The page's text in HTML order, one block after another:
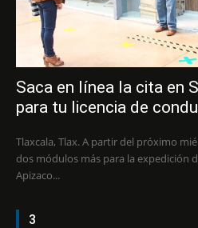
Saca en línea la cita en
para tu licencia de
Tlaxcala, Tlax. A partir del próximo
dos módulos más para la expedición
Apizaco...
3